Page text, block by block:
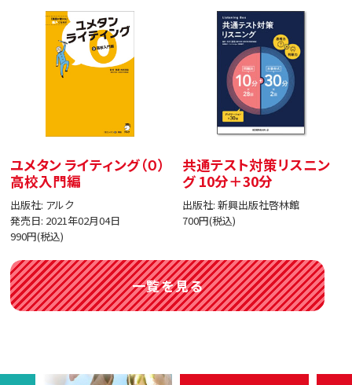
ユメタン ライティング（０）
高校入門編
出版社: アルク
発売日: 2021年02月04日
990円(税込)
共通テスト対策リスニン
グ 10分＋30分
出版社: 新興出版社啓林館
700円(税込)
一覧を見る